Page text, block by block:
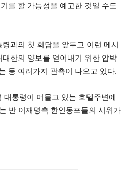
를 할 가능성을 예고한 것일 수도
과의 첫 회담을 앞두고 이런 메시
한의 양보를 얻어내기 위한 압박
등 여러가지 관측이 나오고 있다.
대통령이 머물고 있는 호텔주변에
반 이재명측 한인동포들의 시위가